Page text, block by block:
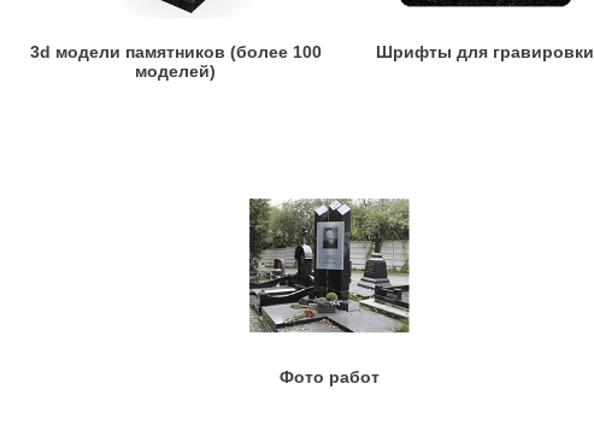
3d модели памятников (более 100
моделей)
Шрифты для гравировки
Фото работ